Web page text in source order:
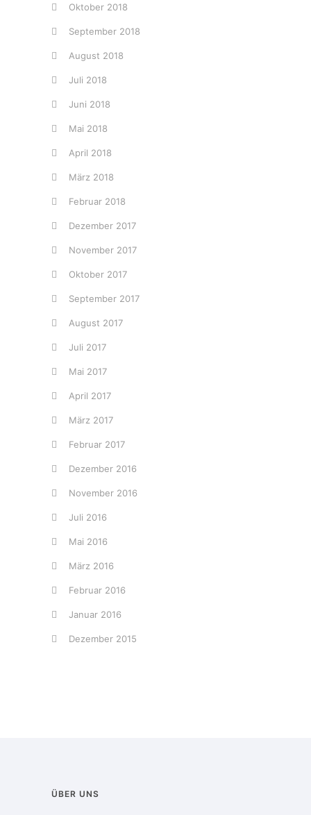
Oktober 2018
September 2018
August 2018
Juli 2018
Juni 2018
Mai 2018
April 2018
März 2018
Februar 2018
Dezember 2017
November 2017
Oktober 2017
September 2017
August 2017
Juli 2017
Mai 2017
April 2017
März 2017
Februar 2017
Dezember 2016
November 2016
Juli 2016
Mai 2016
März 2016
Februar 2016
Januar 2016
Dezember 2015
ÜBER UNS